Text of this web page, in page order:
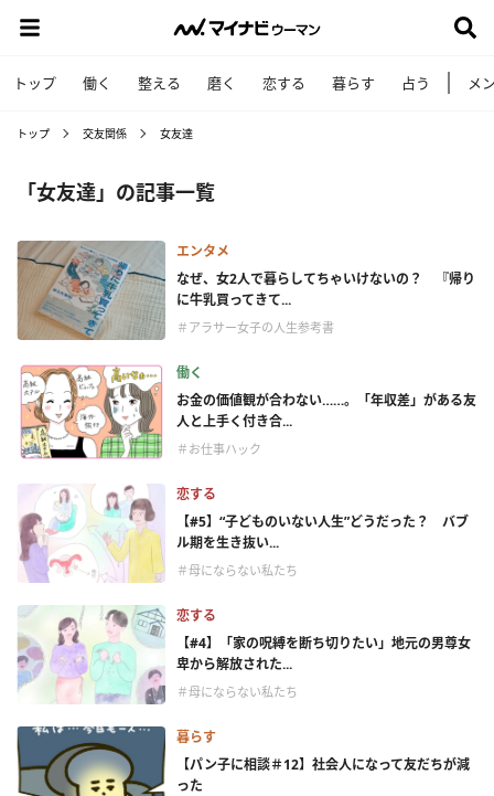
トップ 働く 整える 磨く 恋する 暮らす 占う メ
トップ 交友関係 女友達
「女友達」の記事一覧
エンタメ
なぜ、女2人で暮らしてちゃいけないの？ 『帰り
に牛乳買ってきて...
＃アラサー女子の人生参考書
働く
お金の価値観が合わない……。「年収差」がある友
人と上手く付き合...
＃お仕事ハック
恋する
【#5】“子どものいない人生”どうだった？ バブ
ル期を生き抜い...
＃母にならない私たち
恋する
【#4】「家の呪縛を断ち切りたい」地元の男尊女
卑から解放された...
＃母にならない私たち
暮らす
【パン子に相談＃12】社会人になって友だちが減
った